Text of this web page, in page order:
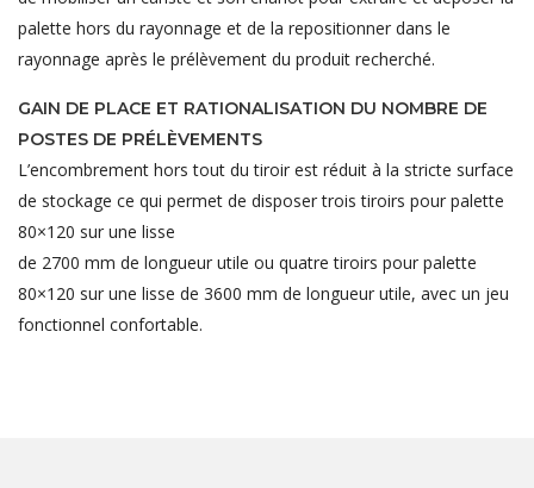
palette hors du rayonnage et de la repositionner dans le
rayonnage après le prélèvement du produit recherché.
GAIN DE PLACE ET RATIONALISATION DU NOMBRE DE
POSTES DE PRÉLÈVEMENTS
L’encombrement hors tout du tiroir est réduit à la stricte surface
de stockage ce qui permet de disposer trois tiroirs pour palette
80×120 sur une lisse
de 2700 mm de longueur utile ou quatre tiroirs pour palette
80×120 sur une lisse de 3600 mm de longueur utile, avec un jeu
fonctionnel confortable.